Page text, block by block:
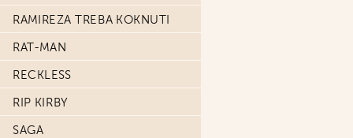
RAMIREZA TREBA KOKNUTI
RAT-MAN
RECKLESS
RIP KIRBY
SAGA